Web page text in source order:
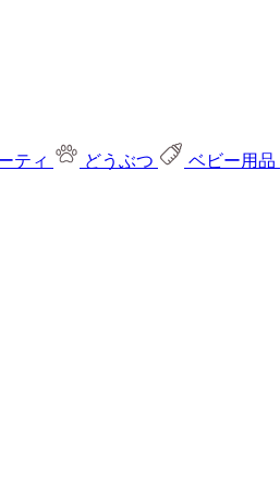
ティ どうぶつ ベビー用品